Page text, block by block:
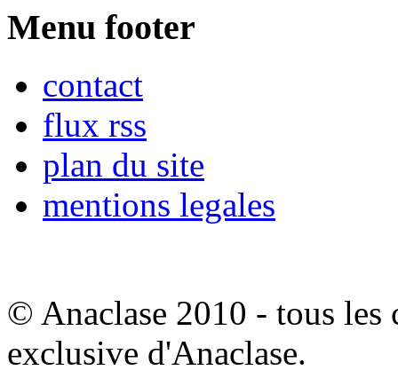
Menu footer
contact
flux rss
plan du site
mentions legales
© Anaclase 2010 - tous les
exclusive d'Anaclase.